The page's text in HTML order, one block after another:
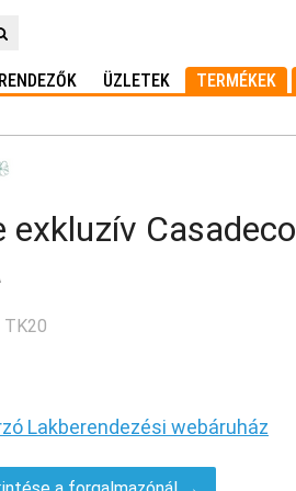
ÜZLETEK TERMÉKEK
exkluzív Casadeco
TK20
Lakberendezési webáruház